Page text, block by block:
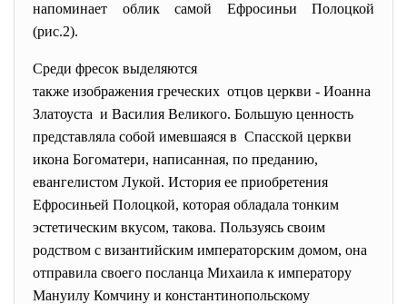
напоминает облик самой Ефросиньи Полоцкой
(рис.2).
Среди фресок выделяются
также изображения греческих отцов церкви - Иоанна
Златоуста и Василия Великого. Большую ценность
представляла собой имевшаяся в Спасской церкви
икона Богоматери, написанная, по преданию,
евангелистом Лукой. История ее приобретения
Ефросиньей Полоцкой, которая обладала тонким
эстетическим вкусом, такова. Пользуясь своим
родством с византийским императорским домом, она
отправила своего посланца Михаила к императору
Мануилу Комчину и константинопольскому